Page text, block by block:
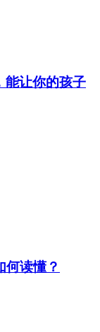
能让你的孩子
何读懂？